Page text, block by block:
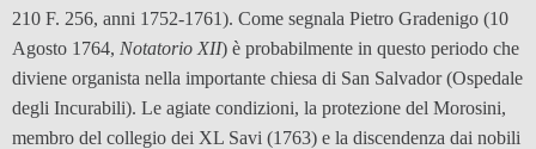
210 F. 256, anni 1752-1761). Come segnala Pietro Gradenigo (10
Agosto 1764, Notatorio XII) è probabilmente in questo periodo che
diviene organista nella importante chiesa di San Salvador (Ospedale
degli Incurabili). Le agiate condizioni, la protezione del Morosini,
membro del collegio dei XL Savi (1763) e la discendenza dai nobili